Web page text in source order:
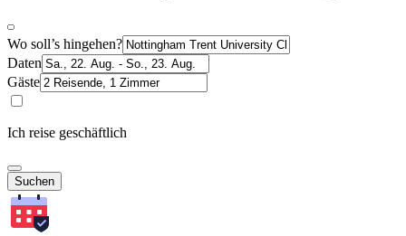
Wo soll’s hingehen?
Daten
Gäste
Ich reise geschäftlich
Suchen